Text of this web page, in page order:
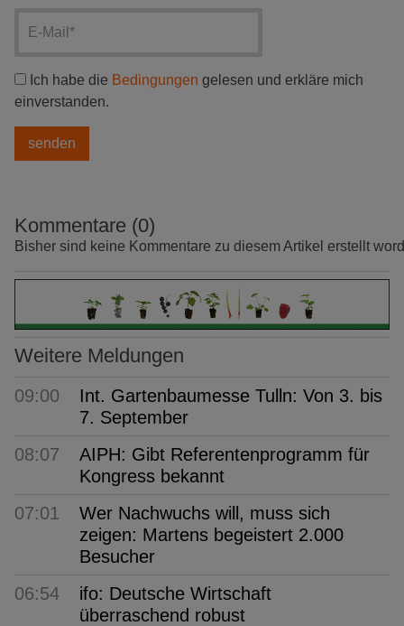
Ich habe die Bedingungen gelesen und erkläre mich
einverstanden.
Kommentare (0)
Bisher sind keine Kommentare zu diesem Artikel erstellt
Weitere Meldungen
09:00
Int. Gartenbaumesse Tulln: Von 3. bis
7. September
08:07
AIPH: Gibt Referentenprogramm für
Kongress bekannt
07:01
Wer Nachwuchs will, muss sich
zeigen: Martens begeistert 2.000
Besucher
06:54
ifo: Deutsche Wirtschaft
überraschend robust